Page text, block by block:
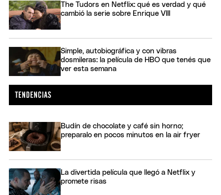
The Tudors en Netflix: qué es verdad y qué
cambió la serie sobre Enrique VIII
Simple, autobiográfica y con vibras
dosmileras: la película de HBO que tenés que
ver esta semana
Budín de chocolate y café sin horno;
preparalo en pocos minutos en la air fryer
La divertida película que llegó a Netflix y
promete risas